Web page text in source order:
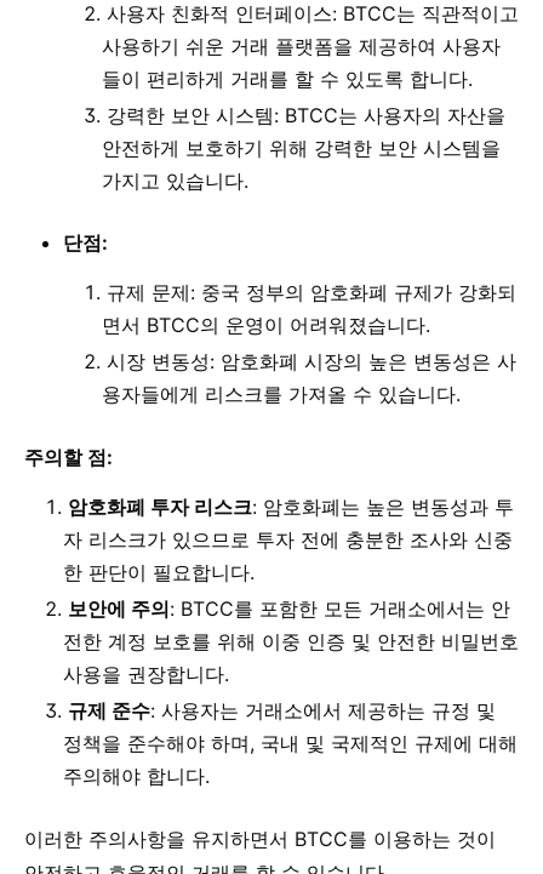
사용자 친화적 인터페이스: BTCC는 직관적이고
사용하기 쉬운 거래 플랫폼을 제공하여 사용자
들이 편리하게 거래를 할 수 있도록 합니다.
강력한 보안 시스템: BTCC는 사용자의 자산을
안전하게 보호하기 위해 강력한 보안 시스템을
가지고 있습니다.
단점:
규제 문제: 중국 정부의 암호화폐 규제가 강화되
면서 BTCC의 운영이 어려워졌습니다.
시장 변동성: 암호화폐 시장의 높은 변동성은 사
용자들에게 리스크를 가져올 수 있습니다.
주의할 점:
암호화폐 투자 리스크: 암호화폐는 높은 변동성과 투
자 리스크가 있으므로 투자 전에 충분한 조사와 신중
한 판단이 필요합니다.
보안에 주의: BTCC를 포함한 모든 거래소에서는 안
전한 계정 보호를 위해 이중 인증 및 안전한 비밀번호
사용을 권장합니다.
규제 준수: 사용자는 거래소에서 제공하는 규정 및
정책을 준수해야 하며, 국내 및 국제적인 규제에 대해
주의해야 합니다.
이러한 주의사항을 유지하면서 BTCC를 이용하는 것이